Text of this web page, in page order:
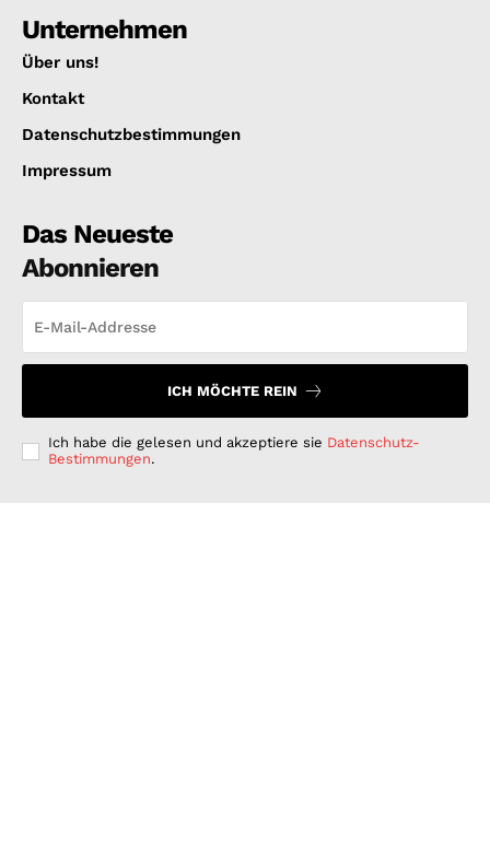
Unternehmen
Über uns!
Kontakt
Datenschutzbestimmungen
Impressum
Das Neueste
Abonnieren
ICH MÖCHTE REIN
Ich habe die gelesen und akzeptiere sie Datenschutz-
Bestimmungen.